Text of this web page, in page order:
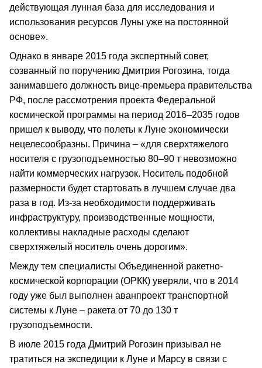
действующая лунная база для исследования и
использования ресурсов Луны уже на постоянной
основе».
Однако в январе 2015 года экспертный совет,
созванный по поручению Дмитрия Рогозина, тогда
занимавшего должность вице-премьера правительства
РФ, после рассмотрения проекта Федеральной
космической программы на период 2016–2035 годов
пришел к выводу, что полеты к Луне экономически
нецелесообразны. Причина – «для сверхтяжелого
носителя с грузоподъемностью 80–90 т невозможно
найти коммерческих нагрузок. Носитель подобной
размерности будет стартовать в лучшем случае два
раза в год. Из-за необходимости поддерживать
инфраструктуру, производственные мощности,
коллективы накладные расходы сделают
сверхтяжелый носитель очень дорогим».
Между тем специалисты Объединенной ракетно-
космической корпорации (ОРКК) уверяли, что в 2014
году уже был выполнен аванпроект транспортной
системы к Луне – ракета от 70 до 130 т
грузоподъемности.
В июле 2015 года Дмитрий Рогозин призывал не
тратиться на экспедиции к Луне и Марсу в связи с